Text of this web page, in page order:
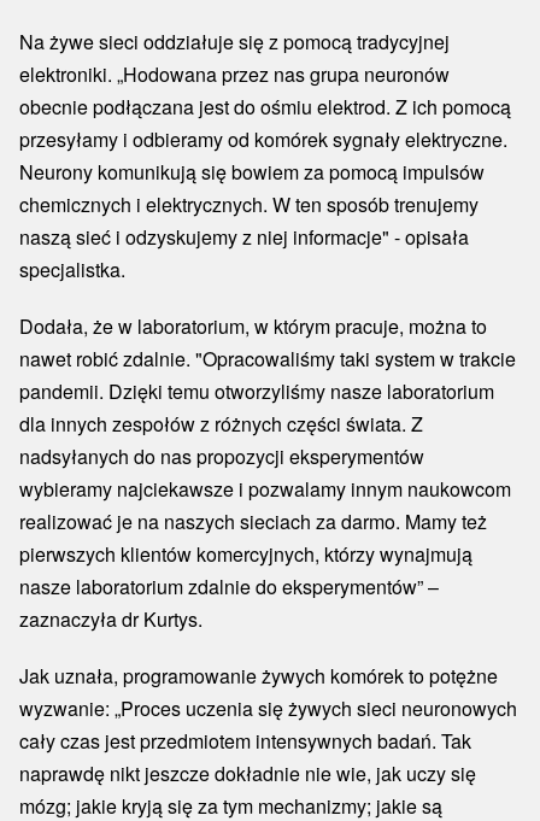
Na żywe sieci oddziałuje się z pomocą tradycyjnej
elektroniki. „Hodowana przez nas grupa neuronów
obecnie podłączana jest do ośmiu elektrod. Z ich pomocą
przesyłamy i odbieramy od komórek sygnały elektryczne.
Neurony komunikują się bowiem za pomocą impulsów
chemicznych i elektrycznych. W ten sposób trenujemy
naszą sieć i odzyskujemy z niej informacje" - opisała
specjalistka.
Dodała, że w laboratorium, w którym pracuje, można to
nawet robić zdalnie. "Opracowaliśmy taki system w trakcie
pandemii. Dzięki temu otworzyliśmy nasze laboratorium
dla innych zespołów z różnych części świata. Z
nadsyłanych do nas propozycji eksperymentów
wybieramy najciekawsze i pozwalamy innym naukowcom
realizować je na naszych sieciach za darmo. Mamy też
pierwszych klientów komercyjnych, którzy wynajmują
nasze laboratorium zdalnie do eksperymentów” –
zaznaczyła dr Kurtys.
Jak uznała, programowanie żywych komórek to potężne
wyzwanie: „Proces uczenia się żywych sieci neuronowych
cały czas jest przedmiotem intensywnych badań. Tak
naprawdę nikt jeszcze dokładnie nie wie, jak uczy się
mózg; jakie kryją się za tym mechanizmy; jakie są